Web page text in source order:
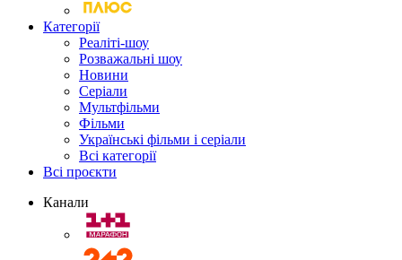
Категорії
Реаліті-шоу
Розважальні шоу
Новини
Серіали
Мультфільми
Фільми
Українські фільми і серіали
Всі категорії
Всі проєкти
Канали